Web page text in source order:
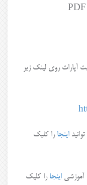
آپارات روی لینک زیر
اینجا را کلیک
آموزشی اینجا را کلیک